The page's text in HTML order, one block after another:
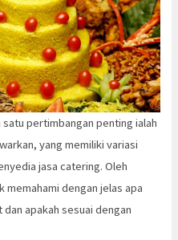
pertimbangan penting ialah
yang memiliki variasi
jasa catering. Oleh
memahami dengan jelas apa
apakah sesuai dengan